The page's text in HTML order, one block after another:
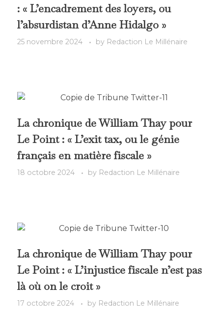
: « L’encadrement des loyers, ou
l’absurdistan d’Anne Hidalgo »
25 novembre 2024 by Redaction Le Millénaire
La chronique de William Thay pour
Le Point : « L’exit tax, ou le génie
français en matière fiscale »
18 octobre 2024 by Redaction Le Millénaire
La chronique de William Thay pour
Le Point : « L’injustice fiscale n’est pas
là où on le croit »
17 octobre 2024 by Redaction Le Millénaire